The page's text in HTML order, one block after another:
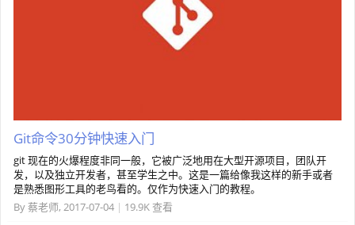
Git命令30分钟快速入门
git 现在的火爆程度非同一般，它被广泛地用在大型开源项目，团队开
发，以及独立开发者，甚至学生之中。这是一篇给像我这样的新手或者
是熟悉图形工具的老鸟看的。仅作为快速入门的教程。
By蔡老师, 2017-07-04 | 19.9K 查看